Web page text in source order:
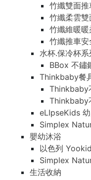
竹纖雙面推
竹纖柔雲雙
竹纖維暖
竹纖推車
水杯.保冷杯系
BBox 不鏽
Thinkbaby餐
Thinkbaby
Thinkbaby
eLIpseKids
Simplex
嬰幼沐浴
以色列
Simplex
生活收納